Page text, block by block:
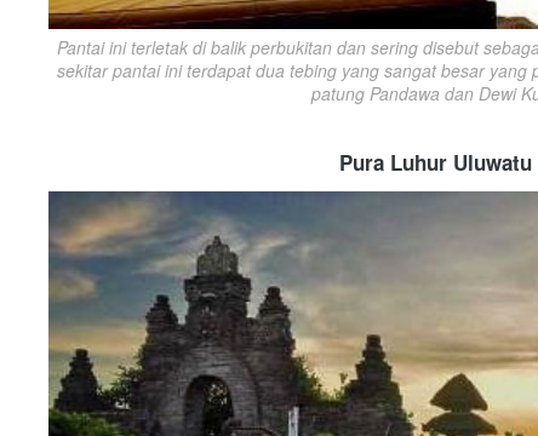
Pantai ini terletak di balik perbukitan dan sering disebut
sekitar pantai ini terdapat dua tebing yang sangat besar yang
patung Pandawa dan Dewi
Pura Luhur Uluwatu